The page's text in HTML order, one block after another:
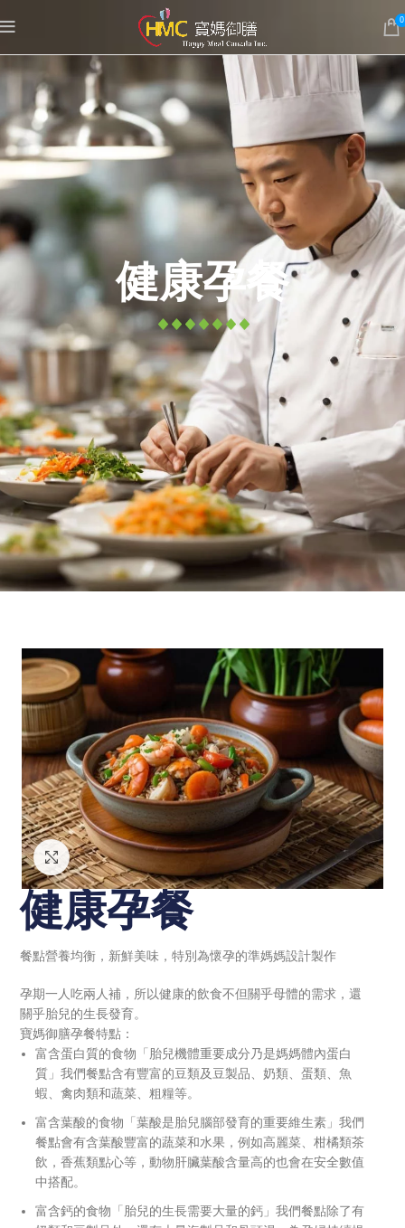
0
健康孕餐
Click to enlarge
健康孕餐
餐點營養均衡，新鮮美味，特別為懷孕的準媽媽設計製作
孕期一人吃兩人補，所以健康的飲食不但關乎母體的需求，還
關乎胎兒的生長發育。
寶媽御膳孕餐特點：
富含蛋白質的食物「胎兒機體重要成分乃是媽媽體內蛋白
質」我們餐點含有豐富的豆類及豆製品、奶類、蛋類、魚
蝦、禽肉類和蔬菜、粗糧等。
富含葉酸的食物「葉酸是胎兒腦部發育的重要維生素」我們
餐點會有含葉酸豐富的蔬菜和水果，例如高麗菜、柑橘類茶
飲，香蕉類點心等，動物肝臟葉酸含量高的也會在安全數值
中搭配。
富含鈣的食物「胎兒的生長需要大量的鈣」我們餐點除了有